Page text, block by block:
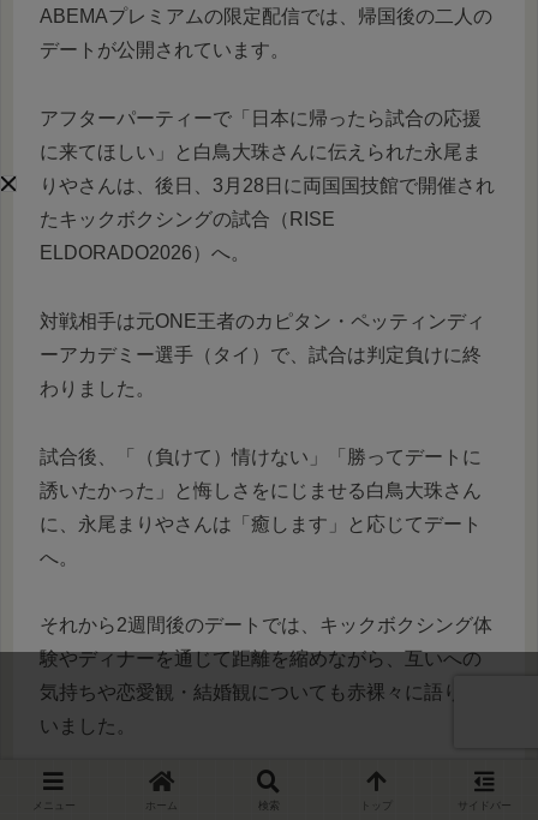
ABEMAプレミアムの限定配信では、帰国後の二人の
デートが公開されています。
アフターパーティーで「日本に帰ったら試合の応援
に来てほしい」と白鳥大珠さんに伝えられた永尾ま
りやさんは、後日、3月28日に両国国技館で開催され
たキックボクシングの試合（RISE
ELDORADO2026）へ。
対戦相手は元ONE王者のカピタン・ペッティンディ
ーアカデミー選手（タイ）で、試合は判定負けに終
わりました。
試合後、「（負けて）情けない」「勝ってデートに
誘いたかった」と悔しさをにじませる白鳥大珠さん
に、永尾まりやさんは「癒します」と応じてデート
へ。
それから2週間後のデートでは、キックボクシング体
験やディナーを通じて距離を縮めながら、互いへの
気持ちや恋愛観・結婚観についても赤裸々に語り合
いました。
デートの終盤、白鳥大珠さんは「次に付き合う人と
メニュー ホーム 検索 トップ サイドバー